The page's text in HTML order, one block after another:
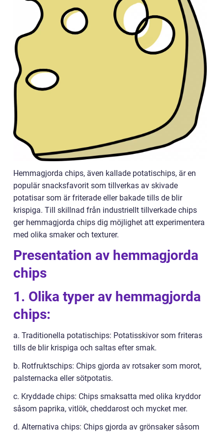
Hemmagjorda chips, även kallade potatischips, är en
populär snacksfavorit som tillverkas av skivade
potatisar som är friterade eller bakade tills de blir
krispiga. Till skillnad från industriellt tillverkade chips
ger hemmagjorda chips dig möjlighet att experimentera
med olika smaker och texturer.
Presentation av hemmagjorda
chips
1. Olika typer av hemmagjorda
chips:
a. Traditionella potatischips: Potatisskivor som friteras
tills de blir krispiga och saltas efter smak.
b. Rotfruktschips: Chips gjorda av rotsaker som morot,
palsternacka eller sötpotatis.
c. Kryddade chips: Chips smaksatta med olika kryddor
såsom paprika, vitlök, cheddarost och mycket mer.
d. Alternativa chips: Chips gjorda av grönsaker såsom